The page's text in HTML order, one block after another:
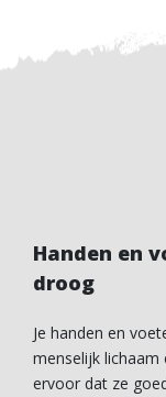
Handen en
droog
Je handen en
menselijk lichaam
ervoor dat ze